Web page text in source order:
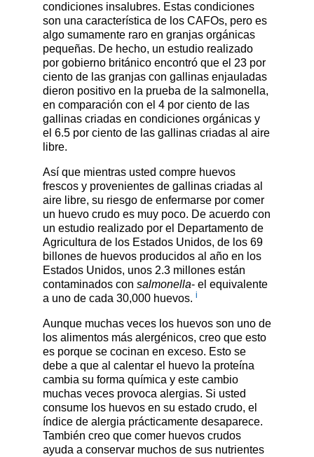
condiciones insalubres. Estas condiciones
son una característica de los CAFOs, pero es
algo sumamente raro en granjas orgánicas
pequeñas. De hecho, un estudio realizado
por gobierno británico encontró que el 23 por
ciento de las granjas con gallinas enjauladas
dieron positivo en la prueba de la salmonella,
en comparación con el 4 por ciento de las
gallinas criadas en condiciones orgánicas y
el 6.5 por ciento de las gallinas criadas al aire
libre.
Así que mientras usted compre huevos
frescos y provenientes de gallinas criadas al
aire libre, su riesgo de enfermarse por comer
un huevo crudo es muy poco. De acuerdo con
un estudio realizado por el Departamento de
Agricultura de los Estados Unidos, de los 69
billones de huevos producidos al año en los
Estados Unidos, unos 2.3 millones están
contaminados con salmonella- el equivalente
a uno de cada 30,000 huevos. i
Aunque muchas veces los huevos son uno de
los alimentos más alergénicos, creo que esto
es porque se cocinan en exceso. Esto se
debe a que al calentar el huevo la proteína
cambia su forma química y este cambio
muchas veces provoca alergias. Si usted
consume los huevos en su estado crudo, el
índice de alergia prácticamente desaparece.
También creo que comer huevos crudos
ayuda a conservar muchos de sus nutrientes